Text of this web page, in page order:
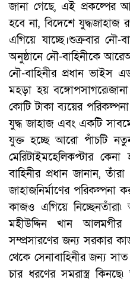
জানা গেছে, এই প্রকল্পের
হবে না, বিদেশে যুদ্ধজাহাজ
এগিয়ে যাচ্ছে।শুক্রবার নৌ-
অনুষ্ঠানে নৌ-বাহিনীকে
নৌ-বাহিনীর প্রধান ভাইস
মহড়া হয়
কোটি টাকা ব্যয়ের
যুদ্ধ জাহাজ এবং একটি
যুক্ত হচ্ছে আরো পাঁচটি
মেরিটাইমহেলিকপ্টার
বাহিনীর প্রধান জানান,
জাহাজনির্মাণের
কাজও এগিয়ে নিচ্ছেনতাঁরা৷
মহীউদ্দিন খান আলমগীর
সম্প্রসারণের জন্য সরকার
থেকে সেনাবাহিনীর জন্য
চার ধরণের সমরাস্ত্র